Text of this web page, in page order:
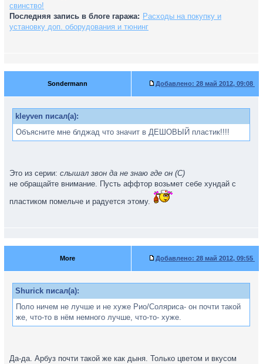
свинство!
Последняя запись в блоге гаража: Расходы на покупку и
установку доп. оборудования и тюнинг
Sondermann Добавлено: 28 май 2012, 09:08
kleyven писал(а):
Объясните мне блджад что значит в ДЕШОВЫЙ пластик!!!!
Это из серии: слышал звон да не знаю где он (С)
не обращайте внимание. Пусть аффтор возьмет себе хундай с
пластиком помельче и радуется этому.
More Добавлено: 28 май 2012, 09:55
Shurick писал(а):
Поло ничем не лучше и не хуже Рио/Соляриса- он почти такой
же, что-то в нём немного лучше, что-то- хуже.
Да-да. Арбуз почти такой же как дыня. Только цветом и вкусом